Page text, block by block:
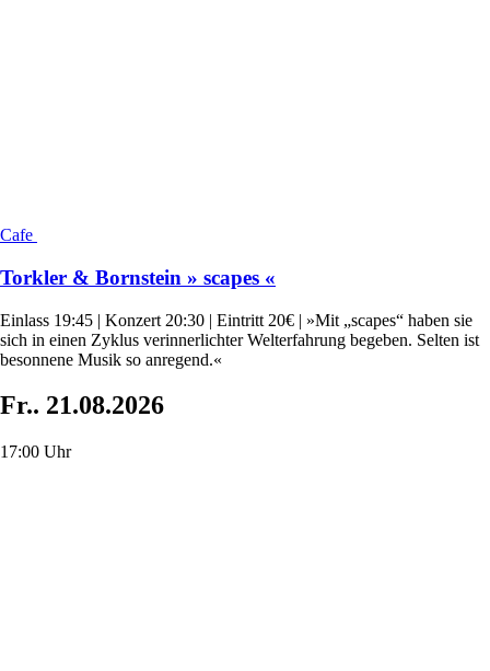
Cafe
Torkler & Bornstein » scapes «
Einlass 19:45 | Konzert 20:30 | Eintritt 20€ | »Mit „scapes“ haben sie
sich in einen Zyklus verinnerlichter Welterfahrung begeben. Selten ist
besonnene Musik so anregend.«
Fr.. 21.08.2026
17:00 Uhr